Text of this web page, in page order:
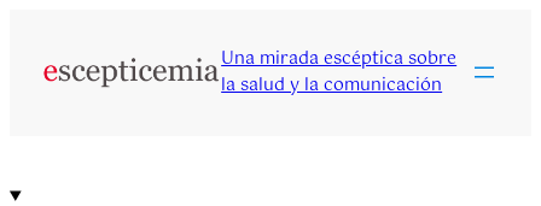
contenido
Una mirada escéptica sobre
la salud y la comunicación